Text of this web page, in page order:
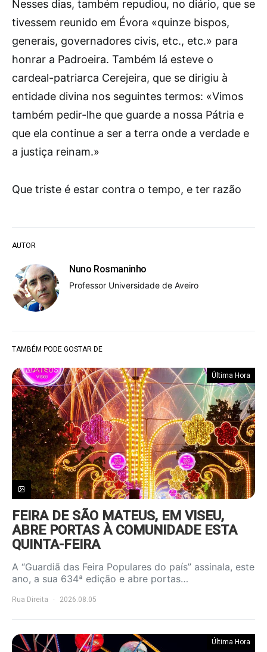
AUTOR
Nuno Rosmaninho
Professor Universidade de Aveiro
Nesses dias, também repudiou, no diário, que se
tivessem reunido em Évora «quinze bispos,
generais, governadores civis, etc., etc.» para
honrar a Padroeira. Também lá esteve o
cardeal-patriarca Cerejeira, que se dirigiu à
entidade divina nos seguintes termos: «Vimos
também pedir-lhe que guarde a nossa Pátria e
que ela continue a ser a terra onde a verdade e
a justiça reinam.»
Que triste é estar contra o tempo, e ter razão
TAMBÉM PODE GOSTAR DE
Última Hora
FEIRA DE SÃO MATEUS, EM VISEU,
ABRE PORTAS À COMUNIDADE ESTA
QUINTA-FEIRA
A “Guardiã das Feira Populares do país” assinala, este
ano, a sua 634ª edição e abre portas…
Rua Direita 2026.08.05
Última Hora